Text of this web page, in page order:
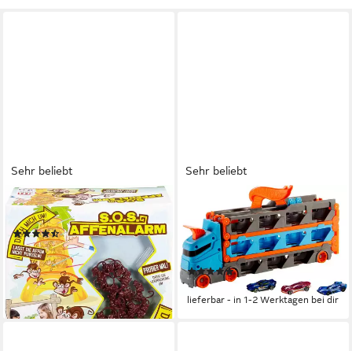
Sehr beliebt
MATTEL GAMES
Spiel S.O.S Affenalarm
(242)
ab 14,99 € UVP25,99 €
-42%
lieferbar - in 1-2 Werktagen bei dir
Sehr beliebt
Spielzeug-Transporter 2-in-1
Rennbahn-Transporter, mit
drei Hot Wheels Fahrzeugen
(142)
ab 36,09 €
lieferbar - in 1-2 Werktagen bei dir